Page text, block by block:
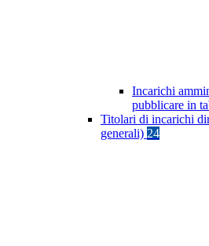
Incarichi
pubblicare in
Titolari di incarichi
generali) 24